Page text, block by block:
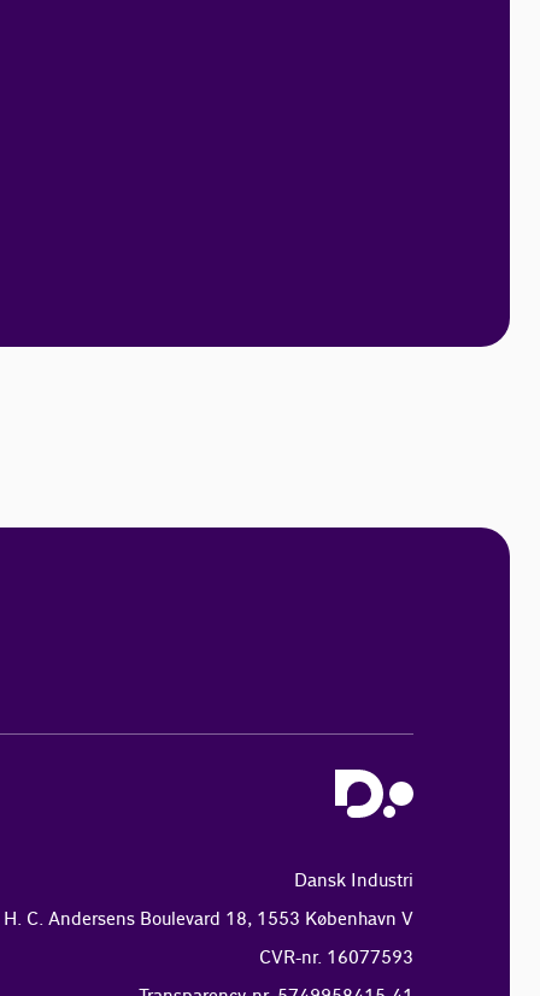
Dansk Industri
H. C. Andersens Boulevard 18, 1553 København V
CVR-nr. 16077593